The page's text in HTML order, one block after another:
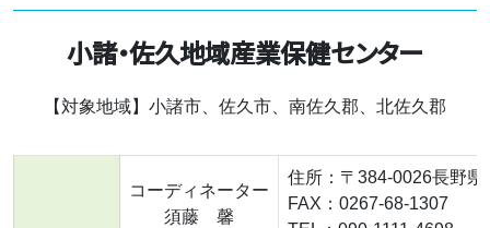
小諸・佐久地域産業保健センター
【対象地域】小諸市、佐久市、南佐久郡、北佐久郡
コーディネーター
須藤 馨
住所：〒384-0026長野
FAX：0267-68-1307